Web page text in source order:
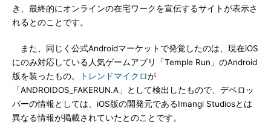
き、最終的にオンラインの在宅ワークを宣伝するサイトが表示さ
れるとのことです。
また、同じく公式Androidマーケットで発覚したのは、現在iOS
にのみ対応している人気ゲームアプリ「Temple Run」のAndroid
版を装ったもの。
トレンドマイクロが
「ANDROIDOS_FAKERUN.A」として検出したもので、デベロッ
パーの情報としては、iOS版の開発元であるImangi Studiosとは
異なる情報が掲載されていたとのことです。